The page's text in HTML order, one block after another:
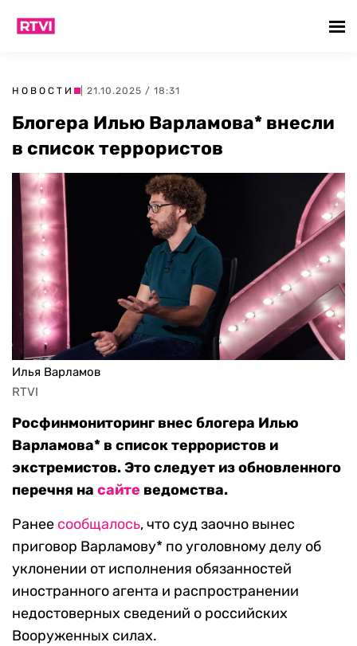
НОВОСТИ | 21.10.2025 / 18:31
Блогера Илью Варламова* внесли
в список террористов
Илья Варламов
RTVI
Росфинмониторинг внес блогера Илью
Варламова* в список террористов и
экстремистов. Это следует из обновленного
перечня на сайте ведомства.
Ранее сообщалось, что суд заочно вынес
приговор Варламову* по уголовному делу об
уклонении от исполнения обязанностей
иностранного агента и распространении
недостоверных сведений о российских
Вооруженных силах.